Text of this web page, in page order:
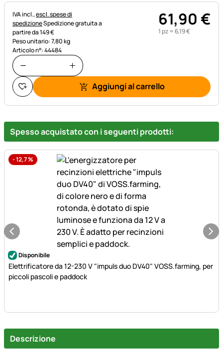
Informazioni fiscali:
IVA incl.,escl. spese di
spedizioneSpedizione gratuita a
partire da 149 €
Peso unitario: 7,80 kg
Articolo n°: 44484
61,90€
1 pz = 6,19€
Aggiungi al carrello
Spesso acquistato con i seguenti prodotti:
-12,7%
Disponibile
Elettrificatore da 12-230 V "impuls duo DV40" VOSS.farming, per
piccoli pascoli e paddock
Descrizione